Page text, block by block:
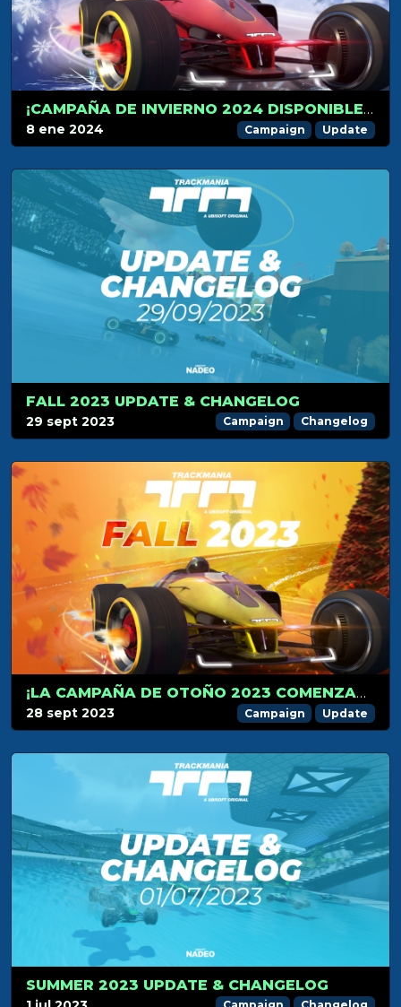
¡CAMPAÑA DE INVIERNO 2024 DISPONIBLE MAÑANA!
8 ene 2024 Campaign Update
FALL 2023 UPDATE & CHANGELOG
29 sept 2023 Campaign Changelog
¡LA CAMPAÑA DE OTOÑO 2023 COMENZARÁ EL 1 DE OCTUBRE!
28 sept 2023 Campaign Update
SUMMER 2023 UPDATE & CHANGELOG